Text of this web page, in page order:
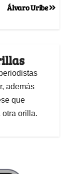
Álvaro Uribe
además
que
otra orilla.